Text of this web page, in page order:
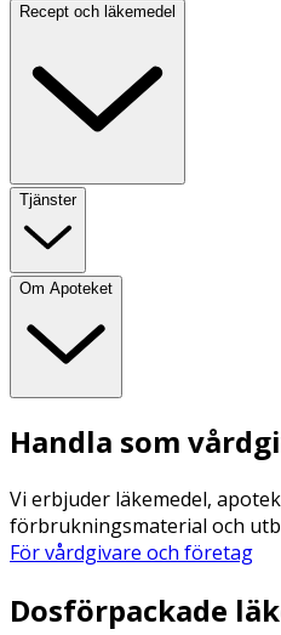
Recept och läkemedel
Tjänster
Om Apoteket
Handla som
Vi erbjuder läkemedel,
förbrukningsmaterial och
För vårdgivare och företag
Dosförpackade